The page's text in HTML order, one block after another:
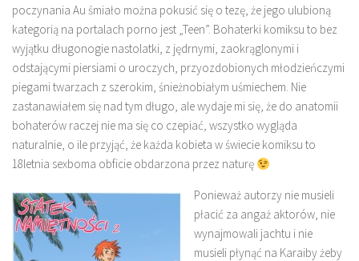
poczynania Au śmiało można pokusić się o tezę, że jego ulubioną
kategorią na portalach porno jest „Teen”. Bohaterki komiksu to bez
wyjątku długonogie nastolatki, z jędrnymi, zaokrąglonymi i
odstającymi piersiami o uroczych, przyozdobionych młodzieńczymi
piegami twarzach z szerokim, śnieżnobiałym uśmiechem. Nie
zastanawiałem się nad tym długo, ale wydaje mi się, że do anatomii
bohaterów raczej nie ma się co czepiać, wszystko wygląda
naturalnie, o ile przyjąć, że każda kobieta w świecie komiksu to
18letnia sexboma obficie obdarzona przez naturę
Ponieważ autorzy nie musieli
płacić za angaż aktorów, nie
wynajmowali jachtu i nie
musieli płynąć na Karaiby żeby